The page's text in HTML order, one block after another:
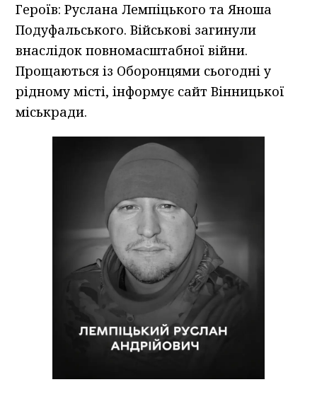
Героїв: Руслана Лемпіцького та Яноша
Подуфальського. Військові загинули
внаслідок повномасштабної війни.
Прощаються із Оборонцями сьогодні у
рідному місті, інформує сайт Вінницької
міськради.